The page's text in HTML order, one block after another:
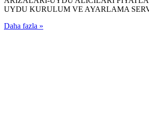
UYDU KURULUM VE AYARLAMA
Daha fazla »